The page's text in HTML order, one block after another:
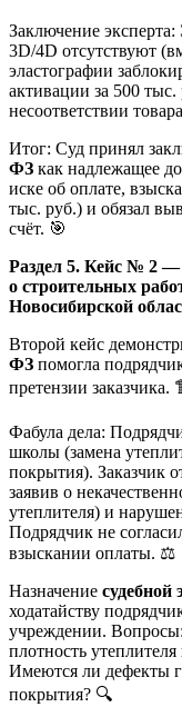
Заключение
3D/4D отсутствуют
эластографии
активации за 500
несоответствии
Итог: Суд принял
ФЗ как надлежащее
иске об оплате,
тыс. руб.) и обязал
счёт. 🎯
Раздел 5. Кейс № 2 —
о строительных
Новосибирской
Второй кейс
ФЗ помогла
претензии
Фабула дела:
школы (замена
покрытия). Заказчик
заявив о
утеплителя) и
Подрядчик не
взыскании оплаты. ⚖️
Назначение судебной
ходатайству
учреждении. Вопросы:
плотность
Имеются ли дефекты
покрытия? 🔍